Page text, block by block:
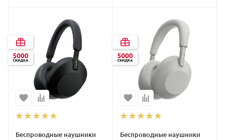
Беспроводные наушники
Беспроводные наушники